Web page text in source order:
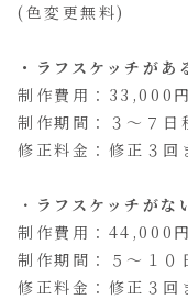
(色変更無料)
・ラフスケッチがあ
制作費用：33,000
制作期間：３～７日
修正料金：修正３
・ ラフスケッチがな
制作費用：44,000
制作期間：５～１０
修正料金：修正３